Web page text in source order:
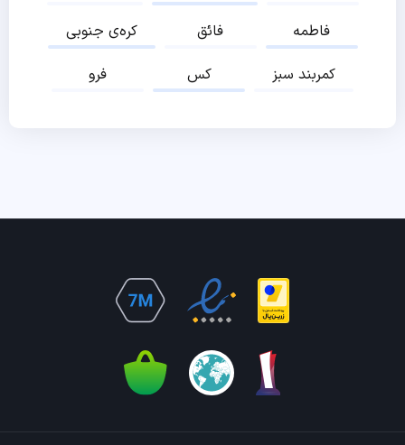
کره‌ی جنوبی
فائق
فاطمه
فرو
کس کمربند سبز